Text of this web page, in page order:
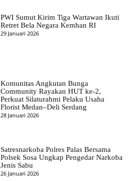
PWI Sumut Kirim Tiga Wartawan Ikuti
Retret Bela Negara Kemhan RI
29 Januari 2026
Komunitas Angkutan Bunga
Community Rayakan HUT ke-2,
Perkuat Silaturahmi Pelaku Usaha
Florist Medan–Deli Serdang
28 Januari 2026
Satresnarkoba Polres Palas Bersama
Polsek Sosa Ungkap Pengedar Narkoba
Jenis Sabu
26 Januari 2026